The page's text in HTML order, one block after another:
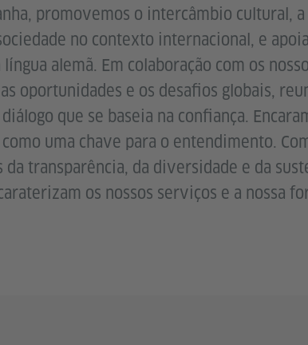
promovemos o intercâmbio cultural,
no contexto internacional, e
alemã. Em colaboração com os
oportunidades e os desafios globais,
que se baseia na confiança.
uma chave para o entendimento.
da transparência, da diversidade e da
os nossos serviços e a nossa